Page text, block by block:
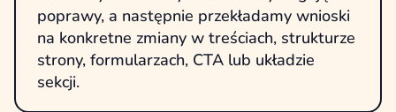
poprawy, a następnie przekładamy wnioski
na konkretne zmiany w treściach, strukturze
strony, formularzach, CTA lub układzie
sekcji.